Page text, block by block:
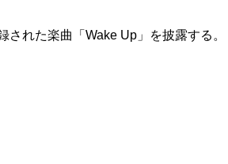
れた楽曲「Wake Up」を披露する。